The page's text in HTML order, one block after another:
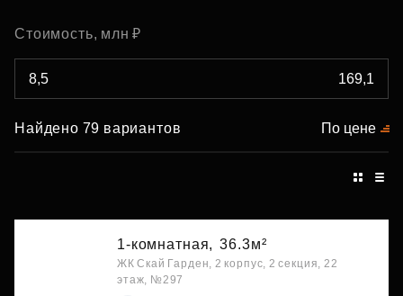
Стоимость, млн ₽
Найдено 79 вариантов По цене
1-комнатная, 36.3м²
ЖК Скай Гарден, 2 корпус, 2 секция, 22
этаж, №297